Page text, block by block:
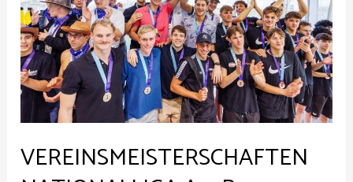
VEREINSMEISTERSCHAFTEN